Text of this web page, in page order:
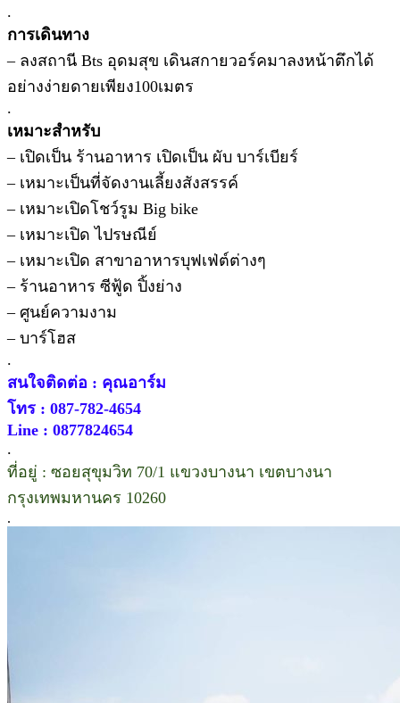
.
การเดินทาง
– ลงสถานี Bts อุดมสุข เดินสกายวอร์คมาลงหน้าตึกได้
อย่างง่ายดายเพียง100เมตร
.
เหมาะสำหรับ
– เปิดเป็น ร้านอาหาร เปิดเป็น ผับ บาร์เบียร์
– เหมาะเป็นที่จัดงานเลี้ยงสังสรรค์
– เหมาะเปิดโชว์รูม Big bike
– เหมาะเปิด ไปรษณีย์
– เหมาะเปิด สาขาอาหารบุฟเฟ่ต์ต่างๆ
– ร้านอาหาร ซีฟู้ด ปิ้งย่าง
– ศูนย์ความงาม
– บาร์โฮส
.
สนใจติดต่อ : คุณอาร์ม
โทร : 087-782-4654
Line : 0877824654
.
ที่อยู่ : ซอยสุขุมวิท 70/1 แขวงบางนา เขตบางนา
กรุงเทพมหานคร 10260
.